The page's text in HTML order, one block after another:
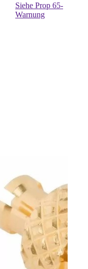
Siehe Prop 65-
Warnung